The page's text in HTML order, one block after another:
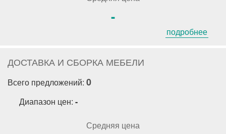
-
подробнее
ДОСТАВКА И СБОРКА МЕБЕЛИ
Всего предложений: 0
Диапазон цен: -
Средняя цена